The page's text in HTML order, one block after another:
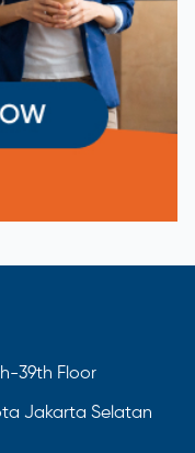
39th Floor
Jakarta Selatan